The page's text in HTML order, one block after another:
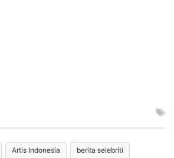
Artis Indonesia berita selebriti